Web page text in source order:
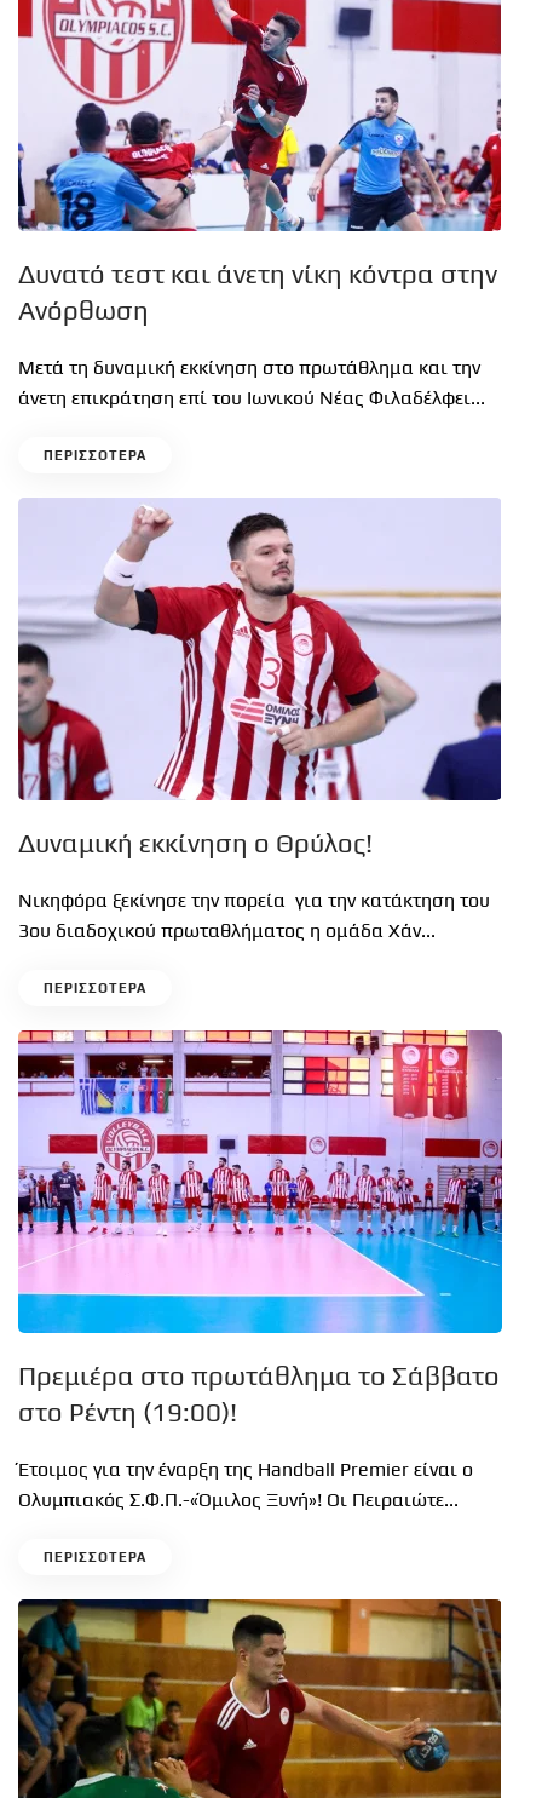
Δυνατό τεστ και άνετη νίκη κόντρα στην
Ανόρθωση
Μετά τη δυναμική εκκίνηση στο πρωτάθλημα και την
άνετη επικράτηση επί του Ιωνικού Νέας Φιλαδέλφει...
ΠΕΡΙΣΣΟΤΕΡΑ
Δυναμική εκκίνηση ο Θρύλος!
Νικηφόρα ξεκίνησε την πορεία για την κατάκτηση του
3ου διαδοχικού πρωταθλήματος η ομάδα Χάν...
ΠΕΡΙΣΣΟΤΕΡΑ
Πρεμιέρα στο πρωτάθλημα το Σάββατο
στο Ρέντη (19:00)!
Έτοιμος για την έναρξη της Handball Premier είναι ο
Ολυμπιακός Σ.Φ.Π.-«Όμιλος Ξυνή»! Οι Πειραιώτε...
ΠΕΡΙΣΣΟΤΕΡΑ